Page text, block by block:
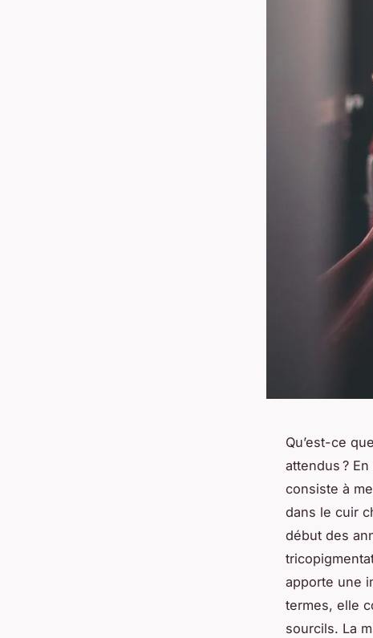
Qu’est-ce
attendus ?
consiste à
dans le cuir
début des
apporte une
termes, elle
sourcils. La